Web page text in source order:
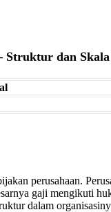
Struktur dan
perusahaan.
gaji mengikuti
dalam